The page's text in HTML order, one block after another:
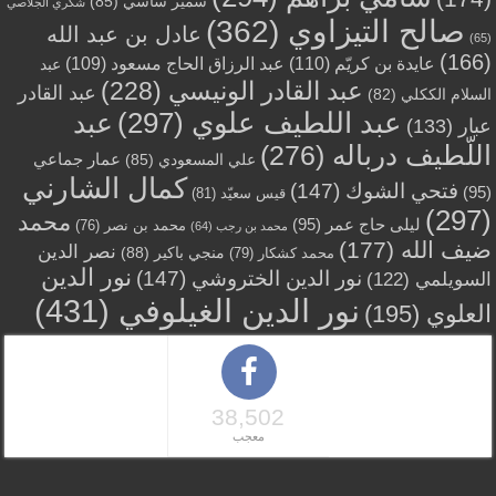
(65) صالح التيزاوي (362)
عادل بن عبد الله
(166)
عايدة بن كريّم (110) عبد الرزاق الحاج مسعود (109)
عبد
السلام الككلي (82) عبد القادر الونيسي (228)
عبد القادر
عبار (133) عبد اللطيف علوي (297)
عبد
اللّطيف درباله (276) علي المسعودي (85)
عمار جماعي
(95)
فتحي الشوك (147) قيس سعيّد (81)
كمال الشارني
(297)
ليلى حاج عمر (95) محمد بن رجب (64) محمد بن نصر (76)
محمد
ضيف الله (177) محمد كشكار (79) منجي باكير (88)
نصر الدين
السويلمي (122) نور الدين الختروشي (147)
نور الدين
العلوي (195) نور الدين الغيلوفي (431)
38,502
معجب